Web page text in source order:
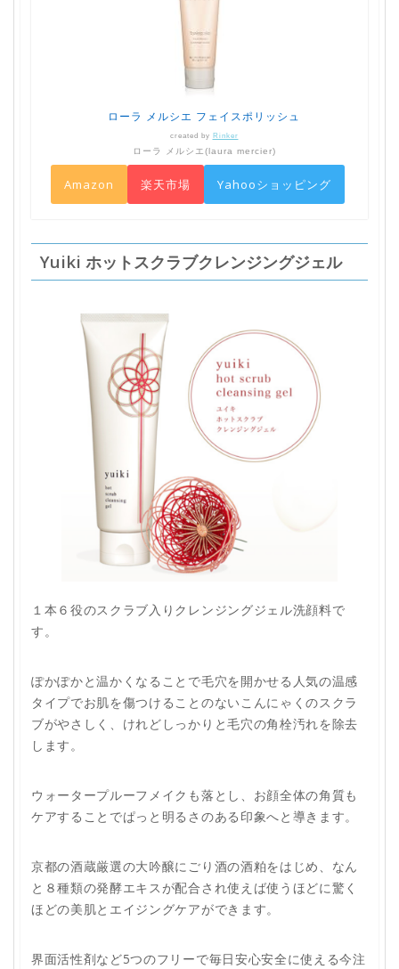
ローラ メルシエ フェイスポリッシュ
created by Rinker
ローラ メルシエ(laura mercier)
Amazon 楽天市場 Yahooショッピング
Yuiki ホットスクラブクレンジングジェル
１本６役のスクラブ入りクレンジングジェル洗顔料で
す。
ぽかぽかと温かくなることで毛穴を開かせる人気の温感
タイプでお肌を傷つけることのないこんにゃくのスクラ
ブがやさしく、けれどしっかりと毛穴の角栓汚れを除去
します。
ウォータープルーフメイクも落とし、お顔全体の角質も
ケアすることでぱっと明るさのある印象へと導きます。
京都の酒蔵厳選の大吟醸にごり酒の酒粕をはじめ、なん
と８種類の発酵エキスが配合され使えば使うほどに驚く
ほどの美肌とエイジングケアができます。
界面活性剤など5つのフリーで毎日安心安全に使える今注